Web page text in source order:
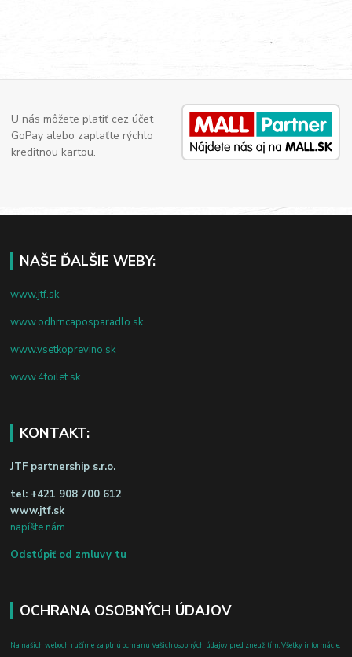
U nás môžete platiť cez účet
GoPay alebo zaplaťte rýchlo
kreditnou kartou.
NAŠE ĎALŠIE WEBY:
www.jtf.sk
www.odhrncaposparadlo.sk
www.vsetkoprevino.sk
www.4toilet.sk
KONTAKT:
JTF partnership s.r.o.
tel: +421 908 700 612
www.jtf.sk
napíšte nám
Odstúpiť od zmluvy tu
OCHRANA OSOBNÝCH ÚDAJOV
Na našich weboch ručíme za plnú ochranu Vašich osobných údajov pred zneužitím. Všetky informácie,